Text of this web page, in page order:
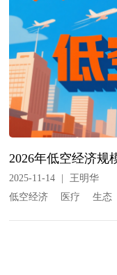
2026年低空经济规
2025-11-14 |
王明华
低空经济
医疗 生态